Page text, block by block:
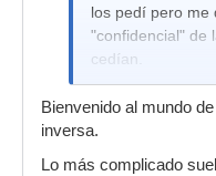
los pedí pero me
"confidencial" de
cedían.
Bienvenido al mundo
inversa.
Lo más complicado